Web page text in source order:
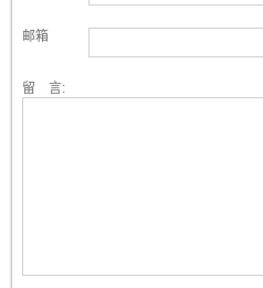
邮箱
留 言: